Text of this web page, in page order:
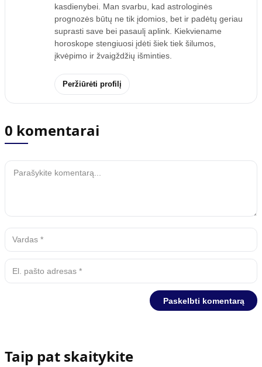
kasdienybei. Man svarbu, kad astrologinės
prognozės būtų ne tik įdomios, bet ir padėtų geriau
suprasti save bei pasaulį aplink. Kiekviename
horoskope stengiuosi įdėti šiek tiek šilumos,
įkvėpimo ir žvaigždžių išminties.
Peržiūrėti profilį
0 komentarai
Taip pat skaitykite